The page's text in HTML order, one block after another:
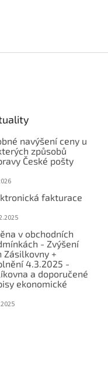
navýšení ceny u
způsobů
České pošty
fakturace
v obchodních
- Zvýšení
Zásilkovny +
4.3.2025 -
a doporučené
ekonomické